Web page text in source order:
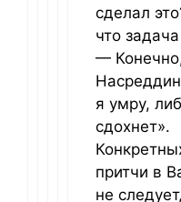
сделал
что
—
я умру,
сдохнет».
притчи в
не